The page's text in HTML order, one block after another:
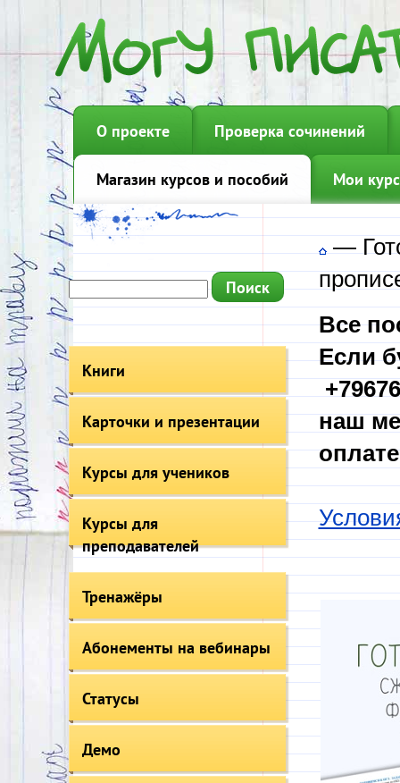
О проекте Проверка сочинений
Магазин курсов и пособий Мои
Книги
Карточки и презентации
Курсы для учеников
Курсы для
преподавателей
Тренажёры
Абонементы на вебинары
Статусы
Демо
—
Все
Если
наш